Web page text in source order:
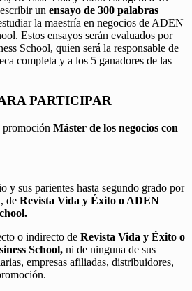
un ensayo de 300 palabras
la maestría en negocios de ADEN
Estos ensayos serán evaluados por
School, quien será la responsable de
completa y a los 5 ganadores de las
PARTICIPAR
Máster de los negocios con
y sus parientes hasta segundo grado por
de Revista Vida y Éxito o ADEN
o indirecto de Revista Vida y Éxito o
School, ni de ninguna de sus
empresas afiliadas, distribuidores,